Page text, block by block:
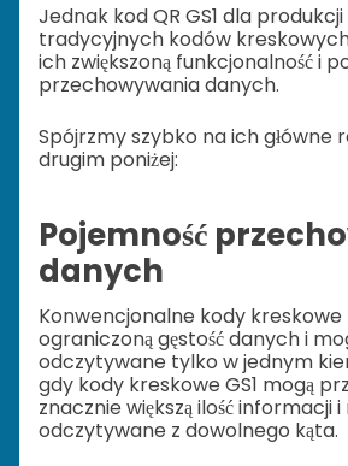
Jednak kod QR GS1 dla produkcji
tradycyjnych kodów
ich zwiększoną funkcjonalność i
przechowywania danych.
Spójrzmy szybko na ich główne
drugim poniżej:
Pojemność
danych
Konwencjonalne kody kreskowe
ograniczoną gęstość danych i
odczytywane tylko w jednym
gdy kody kreskowe GS1 mogą
znacznie większą ilość informacji
odczytywane z dowolnego kąta.